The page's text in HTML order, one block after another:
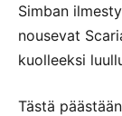
Simban
nousevat
kuolleeksi
Tästä